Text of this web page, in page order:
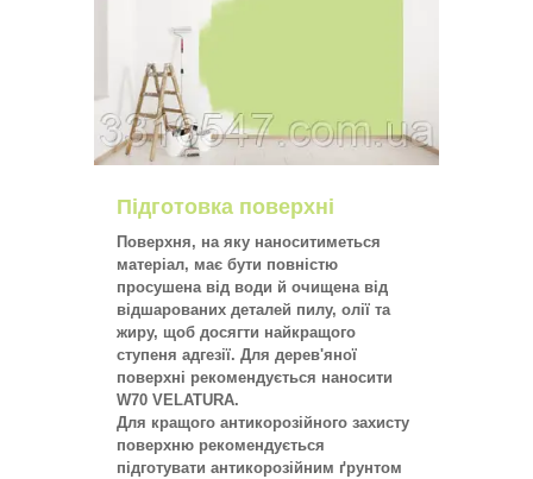
Підготовка поверхні
Поверхня, на яку наноситиметься
матеріал, має бути повністю
просушена від води й очищена від
відшарованих деталей пилу, олії та
жиру, щоб досягти найкращого
ступеня адгезії. Для дерев'яної
поверхні рекомендується наносити
W70 VELATURA.
Для кращого антикорозійного захисту
поверхню рекомендується
підготувати антикорозійним ґрунтом